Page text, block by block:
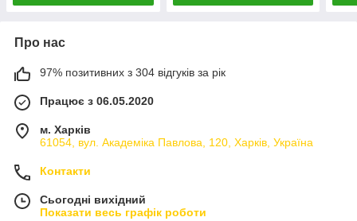
Про нас
97% позитивних з 304 відгуків за рік
Працює з 06.05.2020
м. Харків
61054, вул. Академіка Павлова, 120, Харків, Україна
Контакти
Сьогодні вихідний
Показати весь графік роботи